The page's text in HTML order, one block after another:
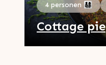
4 personen 👨‍👩‍👧‍👦
Cottage pie